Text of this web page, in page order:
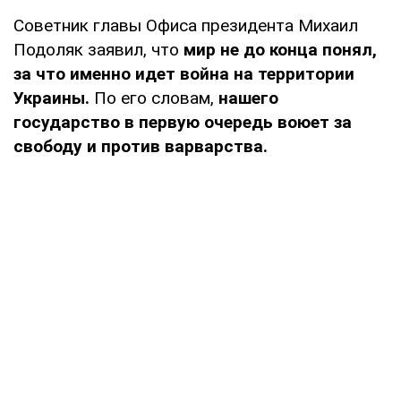
Советник главы Офиса президента Михаил
Подоляк заявил, что мир не до конца понял,
за что именно идет война на территории
Украины. По его словам, нашего
государство в первую очередь воюет за
свободу и против варварства.